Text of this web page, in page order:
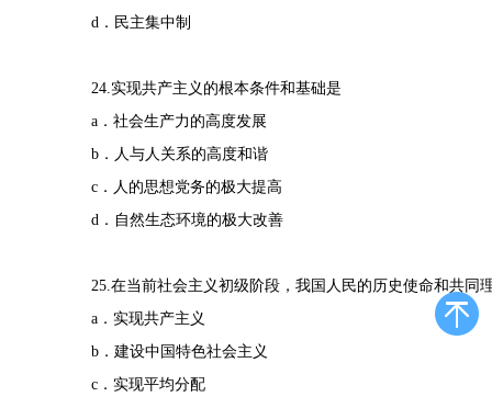
d．民主集中制
24.实现共产主义的根本条件和基础是
a．社会生产力的高度发展
b．人与人关系的高度和谐
c．人的思想党务的极大提高
d．自然生态环境的极大改善
25.在当前社会主义初级阶段，我国人民的历史使命和共同
a．实现共产主义
b．建设中国特色社会主义
c．实现平均分配